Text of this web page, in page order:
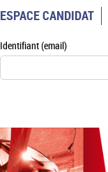
ESPACE CANDIDAT
Identifiant (email)